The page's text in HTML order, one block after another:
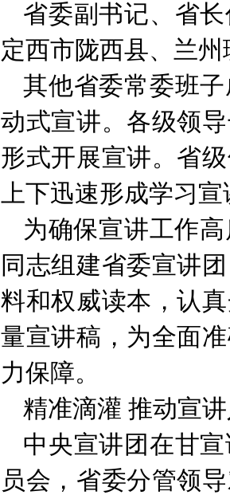
省委副书记、省
定西市陇西县、兰
其他省委常委班
动式宣讲。各级领
形式开展宣讲。省
上下迅速形成学习
为确保宣讲工作
同志组建省委宣讲
料和权威读本，认
量宣讲稿，为全面
力保障。
精准滴灌 推动宣
中央宣讲团在甘
员会，省委分管领